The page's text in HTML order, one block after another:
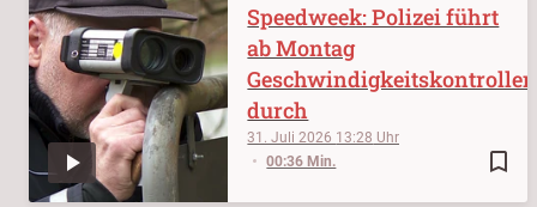
bookmark_border
31. Juli 2026 13:28
00:36 Min.
Speedweek: Polizei führt
ab Montag
Geschwindigkeitskontrollen
durch